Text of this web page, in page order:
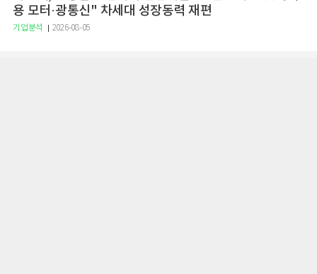
용 모터·광통신" 차세대 성장동력 재편
기업분석 2026-08-05